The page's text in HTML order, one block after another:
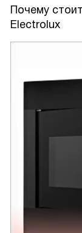
Почему
Electrolux